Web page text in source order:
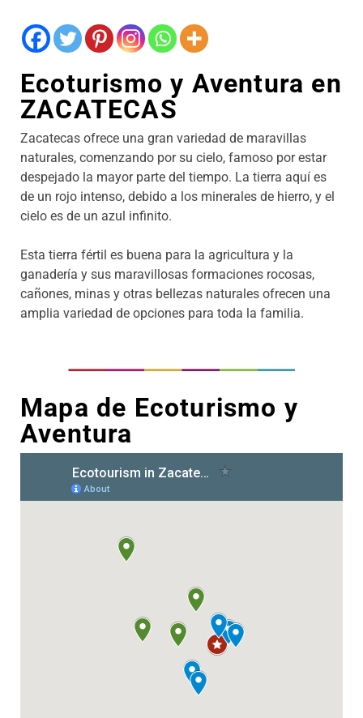
Ecoturismo y Aventura en
ZACATECAS
Zacatecas ofrece una gran variedad de maravillas
naturales, comenzando por su cielo, famoso por estar
despejado la mayor parte del tiempo. La tierra aquí es
de un rojo intenso, debido a los minerales de hierro, y el
cielo es de un azul infinito.
Esta tierra fértil es buena para la agricultura y la
ganadería y sus maravillosas formaciones rocosas,
cañones, minas y otras bellezas naturales ofrecen una
amplia variedad de opciones para toda la familia.
Mapa de Ecoturismo y
Aventura